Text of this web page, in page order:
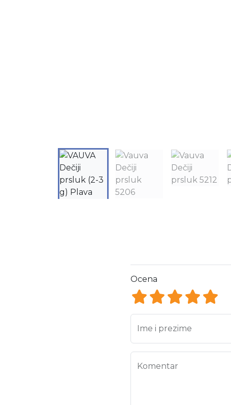
Ocena
Ocena
Ocena 3
Ocena 2
Ocena 1
Ime i prezime
Komentar